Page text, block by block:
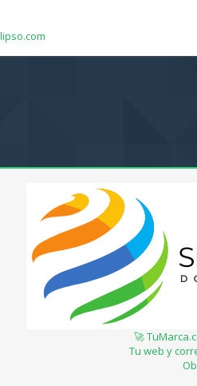
🚀
Tu web y